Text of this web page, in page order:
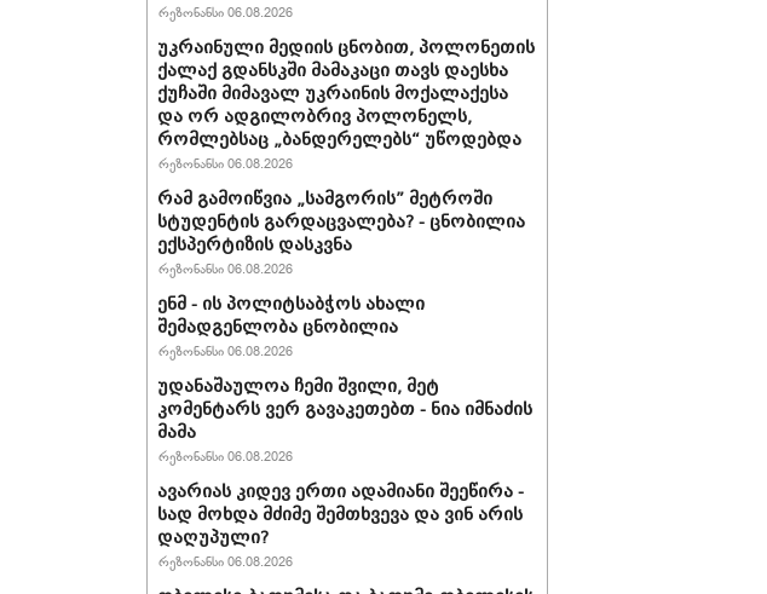
რეზონანსი 06.08.2026
უკრაინული მედიის ცნობით, პოლონეთის
ქალაქ გდანსკში მამაკაცი თავს დაესხა
ქუჩაში მიმავალ უკრაინის მოქალაქესა
და ორ ადგილობრივ პოლონელს,
რომლებსაც „ბანდერელებს“ უწოდებდა
რეზონანსი 06.08.2026
რამ გამოიწვია „სამგორის” მეტროში
სტუდენტის გარდაცვალება? - ცნობილია
ექსპერტიზის დასკვნა
რეზონანსი 06.08.2026
ენმ - ის პოლიტსაბჭოს ახალი
შემადგენლობა ცნობილია
რეზონანსი 06.08.2026
უდანაშაულოა ჩემი შვილი, მეტ
კომენტარს ვერ გავაკეთებთ - ნია იმნაძის
მამა
რეზონანსი 06.08.2026
ავარიას კიდევ ერთი ადამიანი შეეწირა -
სად მოხდა მძიმე შემთხვევა და ვინ არის
დაღუპული?
რეზონანსი 06.08.2026